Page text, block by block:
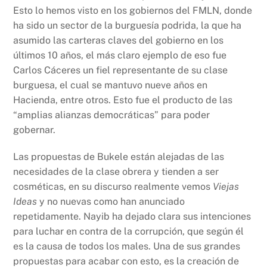
Esto lo hemos visto en los gobiernos del FMLN, donde
ha sido un sector de la burguesía podrida, la que ha
asumido las carteras claves del gobierno en los
últimos 10 años, el más claro ejemplo de eso fue
Carlos Cáceres un fiel representante de su clase
burguesa, el cual se mantuvo nueve años en
Hacienda, entre otros. Esto fue el producto de las
“amplias alianzas democráticas” para poder
gobernar.
Las propuestas de Bukele están alejadas de las
necesidades de la clase obrera y tienden a ser
cosméticas, en su discurso realmente vemos Viejas
Ideas y no nuevas como han anunciado
repetidamente. Nayib ha dejado clara sus intenciones
para luchar en contra de la corrupción, que según él
es la causa de todos los males. Una de sus grandes
propuestas para acabar con esto, es la creación de